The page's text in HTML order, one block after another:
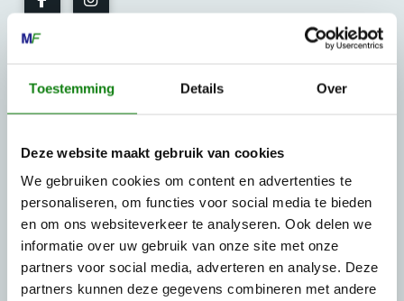
Toestemming Details Over
Deze website maakt gebruik van cookies
We gebruiken cookies om content en advertenties te
personaliseren, om functies voor social media te bieden
en om ons websiteverkeer te analyseren. Ook delen we
informatie over uw gebruik van onze site met onze
partners voor social media, adverteren en analyse. Deze
partners kunnen deze gegevens combineren met andere
Zondag: gesloten
Routebeschrijving